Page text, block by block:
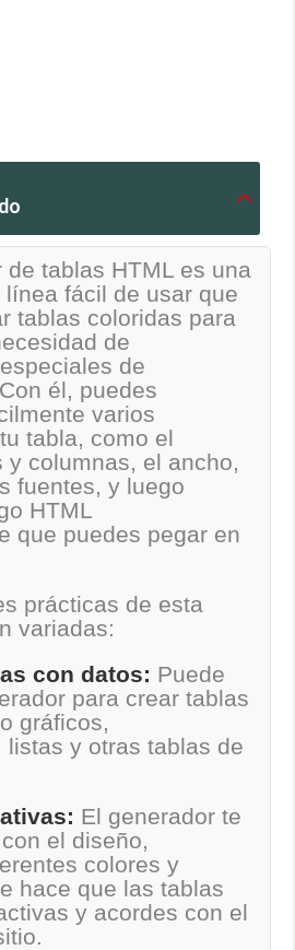
de tablas HTML es una
fácil de usar que
tablas coloridas para
de
de
él, puedes
varios
tabla, como el
y columnas, el ancho,
fuentes, y luego
HTML
que puedes pegar en
prácticas de esta
variadas:
con datos: Puede
para crear tablas
gráficos,
listas y otras tablas de
El generador te
el diseño,
colores y
hace que las tablas
y acordes con el